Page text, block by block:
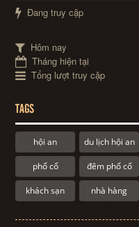
Đang truy cập
Hôm nay
Tháng hiện tại
Tổng lượt truy cập
TAGS
hội an du lịch hội an
phố cổ đêm phố cổ
khách sạn nhà hàng